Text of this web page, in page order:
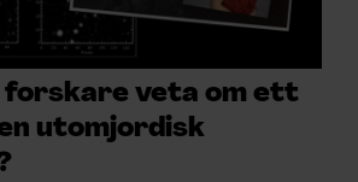
forskare veta om ett
utomjordisk